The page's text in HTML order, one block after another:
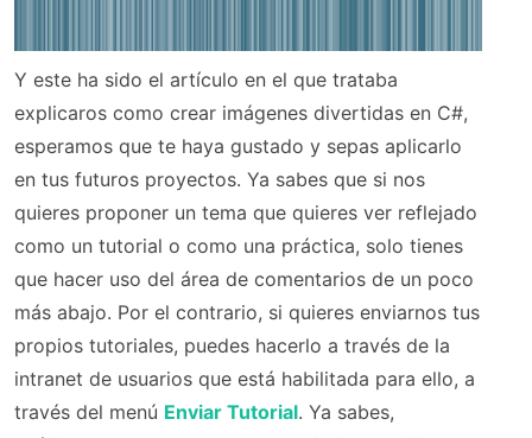
Y este ha sido el artículo en el que trataba
explicaros como crear imágenes divertidas en C#,
esperamos que te haya gustado y sepas aplicarlo
en tus futuros proyectos. Ya sabes que si nos
quieres proponer un tema que quieres ver reflejado
como un tutorial o como una práctica, solo tienes
que hacer uso del área de comentarios de un poco
más abajo. Por el contrario, si quieres enviarnos tus
propios tutoriales, puedes hacerlo a través de la
intranet de usuarios que está habilitada para ello, a
través del menú Enviar Tutorial. Ya sabes,